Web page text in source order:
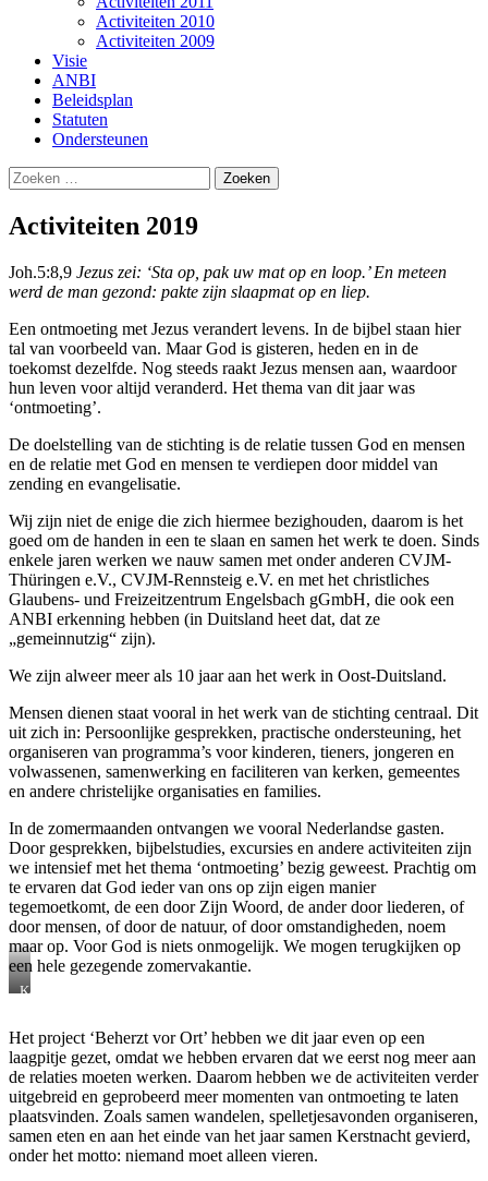
Activiteiten 2010
Activiteiten 2009
Visie
ANBI
Beleidsplan
Statuten
Ondersteunen
Zoeken
naar:
Activiteiten 2019
Joh.5:8,9 Jezus zei: ‘Sta op, pak uw mat op en loop.’ En meteen
werd de man gezond: pakte zijn slaapmat op en liep.
Een ontmoeting met Jezus verandert levens. In de bijbel staan hier
tal van voorbeeld van. Maar God is gisteren, heden en in de
toekomst dezelfde. Nog steeds raakt Jezus mensen aan, waardoor
hun leven voor altijd veranderd. Het thema van dit jaar was
‘ontmoeting’.
De doelstelling van de stichting is de relatie tussen God en mensen
en de relatie met God en mensen te verdiepen door middel van
zending en evangelisatie.
Wij zijn niet de enige die zich hiermee bezighouden, daarom is het
goed om de handen in een te slaan en samen het werk te doen. Sinds
enkele jaren werken we nauw samen met onder anderen CVJM-
Thüringen e.V., CVJM-Rennsteig e.V. en met het christliches
Glaubens- und Freizeitzentrum Engelsbach gGmbH, die ook een
ANBI erkenning hebben (in Duitsland heet dat, dat ze
„gemeinnutzig“ zijn).
We zijn alweer meer als 10 jaar aan het werk in Oost-Duitsland.
Mensen dienen staat vooral in het werk van de stichting centraal. Dit
uit zich in: Persoonlijke gesprekken, practische ondersteuning, het
organiseren van programma’s voor kinderen, tieners, jongeren en
volwassenen, samenwerking en faciliteren van kerken, gemeentes
en andere christelijke organisaties en families.
In de zomermaanden ontvangen we vooral Nederlandse gasten.
Door gesprekken, bijbelstudies, excursies en andere activiteiten zijn
we intensief met het thema ‘ontmoeting’ bezig geweest. Prachtig om
te ervaren dat God ieder van ons op zijn eigen manier
tegemoetkomt, de een door Zijn Woord, de ander door liederen, of
door mensen, of door de natuur, of door omstandigheden, noem
maar op. Voor God is niets onmogelijk. We mogen terugkijken op
een hele gezegende zomervakantie.
Kanoën
Werra
Het project ‘Beherzt vor Ort’ hebben we dit jaar even op een
laagpitje gezet, omdat we hebben ervaren dat we eerst nog meer aan
de relaties moeten werken. Daarom hebben we de activiteiten verder
uitgebreid en geprobeerd meer momenten van ontmoeting te laten
plaatsvinden. Zoals samen wandelen, spelletjesavonden organiseren,
samen eten en aan het einde van het jaar samen Kerstnacht gevierd,
onder het motto: niemand moet alleen vieren.